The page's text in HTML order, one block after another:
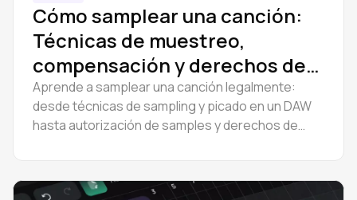
Cómo samplear una canción:
Técnicas de muestreo,
compensación y derechos de
autor
Aprende a samplear una canción legalmente:
desde técnicas de sampling y picado en un DAW
hasta autorización de samples y derechos de